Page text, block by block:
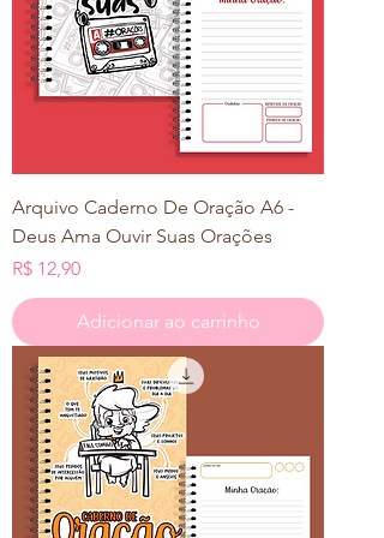
Arquivo Caderno De Oração A6 -
Deus Ama Ouvir Suas Orações
Preço
R$ 12,90
Adicionar ao carrinho